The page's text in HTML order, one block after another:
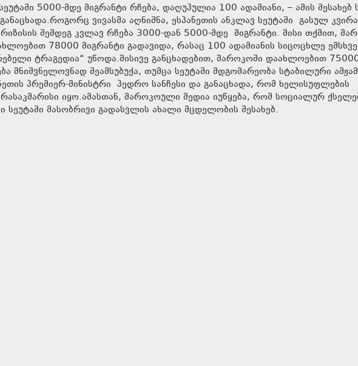
5000-მდე მიგრანტი რჩება, დაღუპულია 100 ადამიანი, – ამის შესახებ
ვივასმა აღნიშნა, ესპანეთის ანკლავ სეუტაში გასულ
შემდეგ კვლავ რჩება 3000-დან 5000-მდე მიგრანტი. მისი თქმით,
78000 მიგრანტი გადავიდა, რასაც 100 ადამიანის სიცოცხლე
ტრაგედია“ უწოდა.მისივე განცხადებით, მაროკოში დაახლოებით
მნიშვნელოვნად შეამსუბუქა, თუმცა სეუტაში მდგომარეობა სტაბილური
პრემიერ-მინისტრი პედრო სანჩესი და განაცხადა, რომ ხელისუფლების
იყო.ამასთან, მაროკოული მედია იუწყება, რომ სოციალურ
მასობრივი გადასვლის ახალი მცდელობის შესახებ.